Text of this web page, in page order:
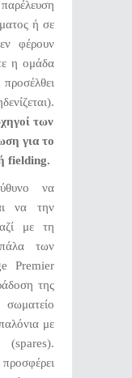
ή σε
φέρουν
η ομάδα
των
για το
fielding.
να
να την
με τη
των
Premier
της
με
(spares).